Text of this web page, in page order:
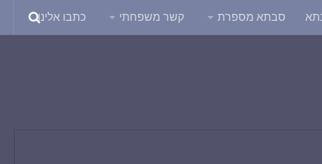
סבתא מספרת קשר משפחתי כתבו אלינו